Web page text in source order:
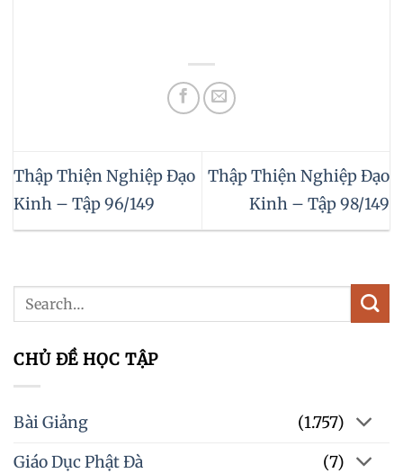
Thập Thiện Nghiệp Đạo
Kinh – Tập 96/149
Thập Thiện Nghiệp Đạo
Kinh – Tập 98/149
CHỦ ĐỀ HỌC TẬP
Bài Giảng
(1.757)
Giáo Dục Phật Đà
(7)